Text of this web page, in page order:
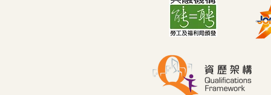
🌊 擁抱變化！「敏捷思維」
讓你成為職場不倒翁 🏄‍♂️